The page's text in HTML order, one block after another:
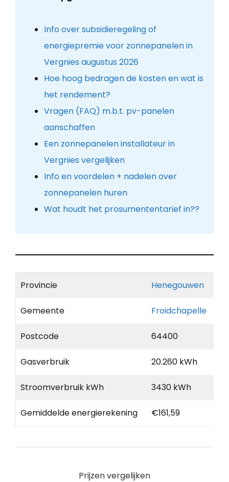
Info over subsidieregeling of
energiepremie voor zonnepanelen in
Vergnies augustus 2026
Hoe hoog bedragen de kosten en wat is
het rendement?
Vragen (FAQ) m.b.t. pv-panelen
aanschaffen
Een zonnepanelen installateur in
Vergnies vergelijken
Info en voordelen + nadelen over
zonnepanelen huren
Wat houdt het prosumententarief in??
Provincie Henegouwen
Gemeente Froidchapelle
Postcode 64400
Gasverbruik 20.260 kWh
Stroomverbruik kWh 3430 kWh
Gemiddelde energierekening €161,59
Prijzen vergelijken